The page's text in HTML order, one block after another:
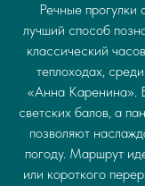
Речные прогулки
лучший способ
классический
теплоходах,
«Анна Каренина».
светских балов, а
позволяют
погоду. Маршрут
или короткого